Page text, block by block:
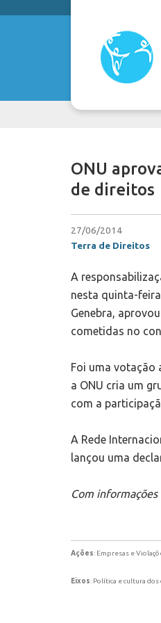
ONU
de direitos
27/06/2014
Terra de Direitos
A
nesta quinta-
Genebra,
cometidas no
Foi uma votação
a ONU cria um
com a
A Rede
lançou uma
Com informações
Ações: Empresas e
Eixos: Política e cultura